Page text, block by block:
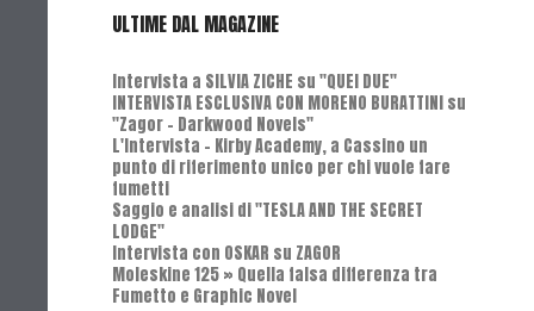
ULTIME DAL MAGAZINE
Intervista a SILVIA ZICHE su "QUEI DUE"
INTERVISTA ESCLUSIVA CON MORENO BURATTINI su
"Zagor - Darkwood Novels"
L'Intervista - Kirby Academy, a Cassino un
punto di riferimento unico per chi vuole fare
fumetti
Saggio e analisi di "TESLA AND THE SECRET
LODGE"
Intervista con OSKAR su ZAGOR
Moleskine 125 » Quella falsa differenza tra
Fumetto e Graphic Novel